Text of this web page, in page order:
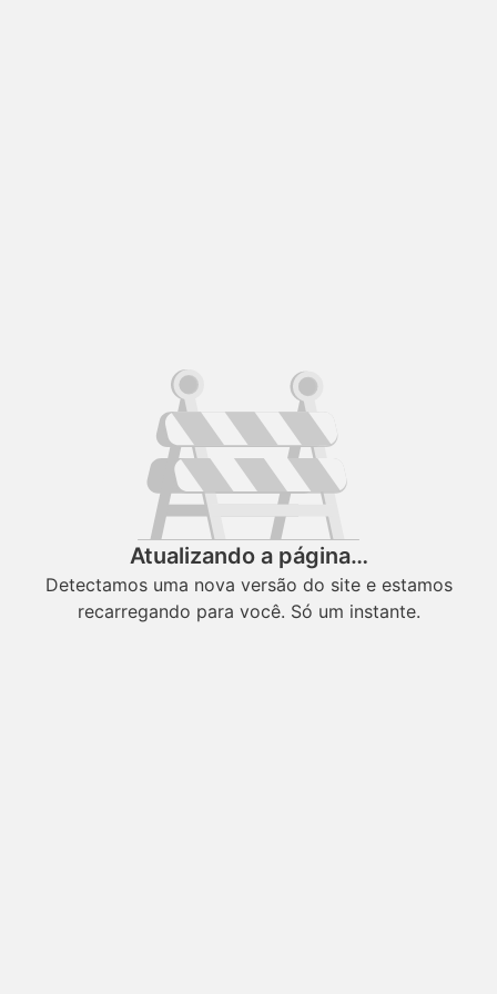
Atualizando a página…
Detectamos uma nova versão do site e estamos
recarregando para você. Só um instante.